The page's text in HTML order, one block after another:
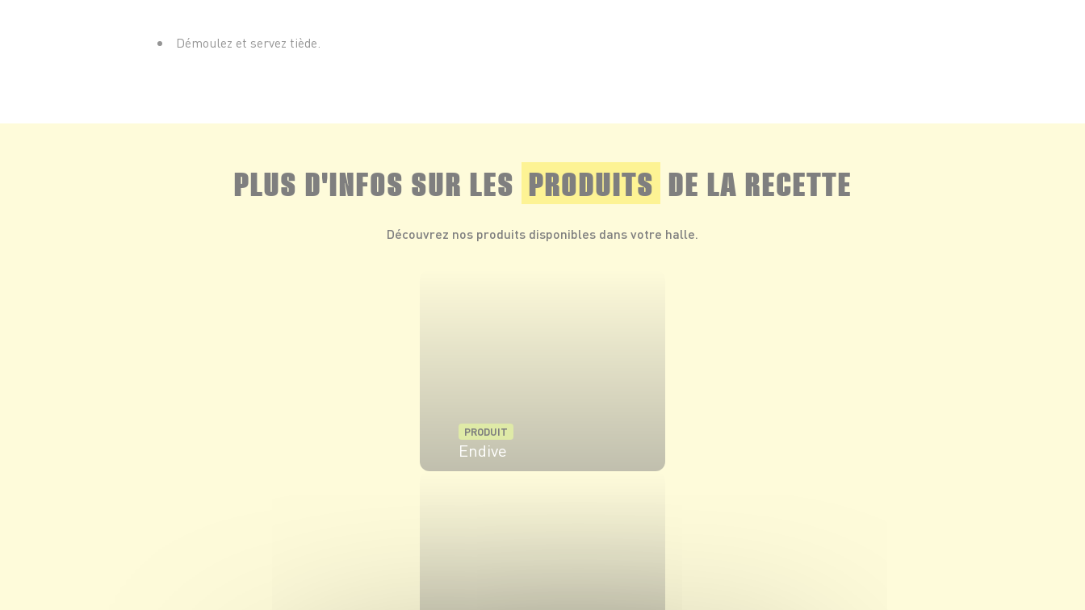
Démoulez et servez tiède.
PLUS D'INFOS SUR LES PRODUITS DE LA RECETTE
Découvrez nos produits disponibles dans votre halle.
PRODUIT
Endive